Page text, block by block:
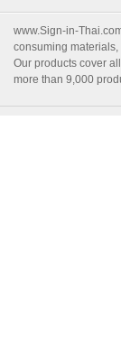
www.Sign-in-
consuming
Our products cover
more than 9,000